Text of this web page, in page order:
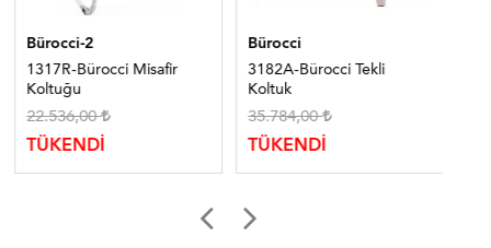
Bürocci-2
1317R-Bürocci Misafir
Koltuğu
22.536,00
TÜKENDİ
Bürocci
3182A-Bürocci Tekli
Koltuk
35.784,00
TÜKENDİ